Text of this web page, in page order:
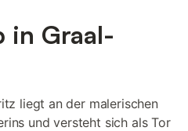
in Graal-
liegt an der malerischen
und versteht sich als Tor